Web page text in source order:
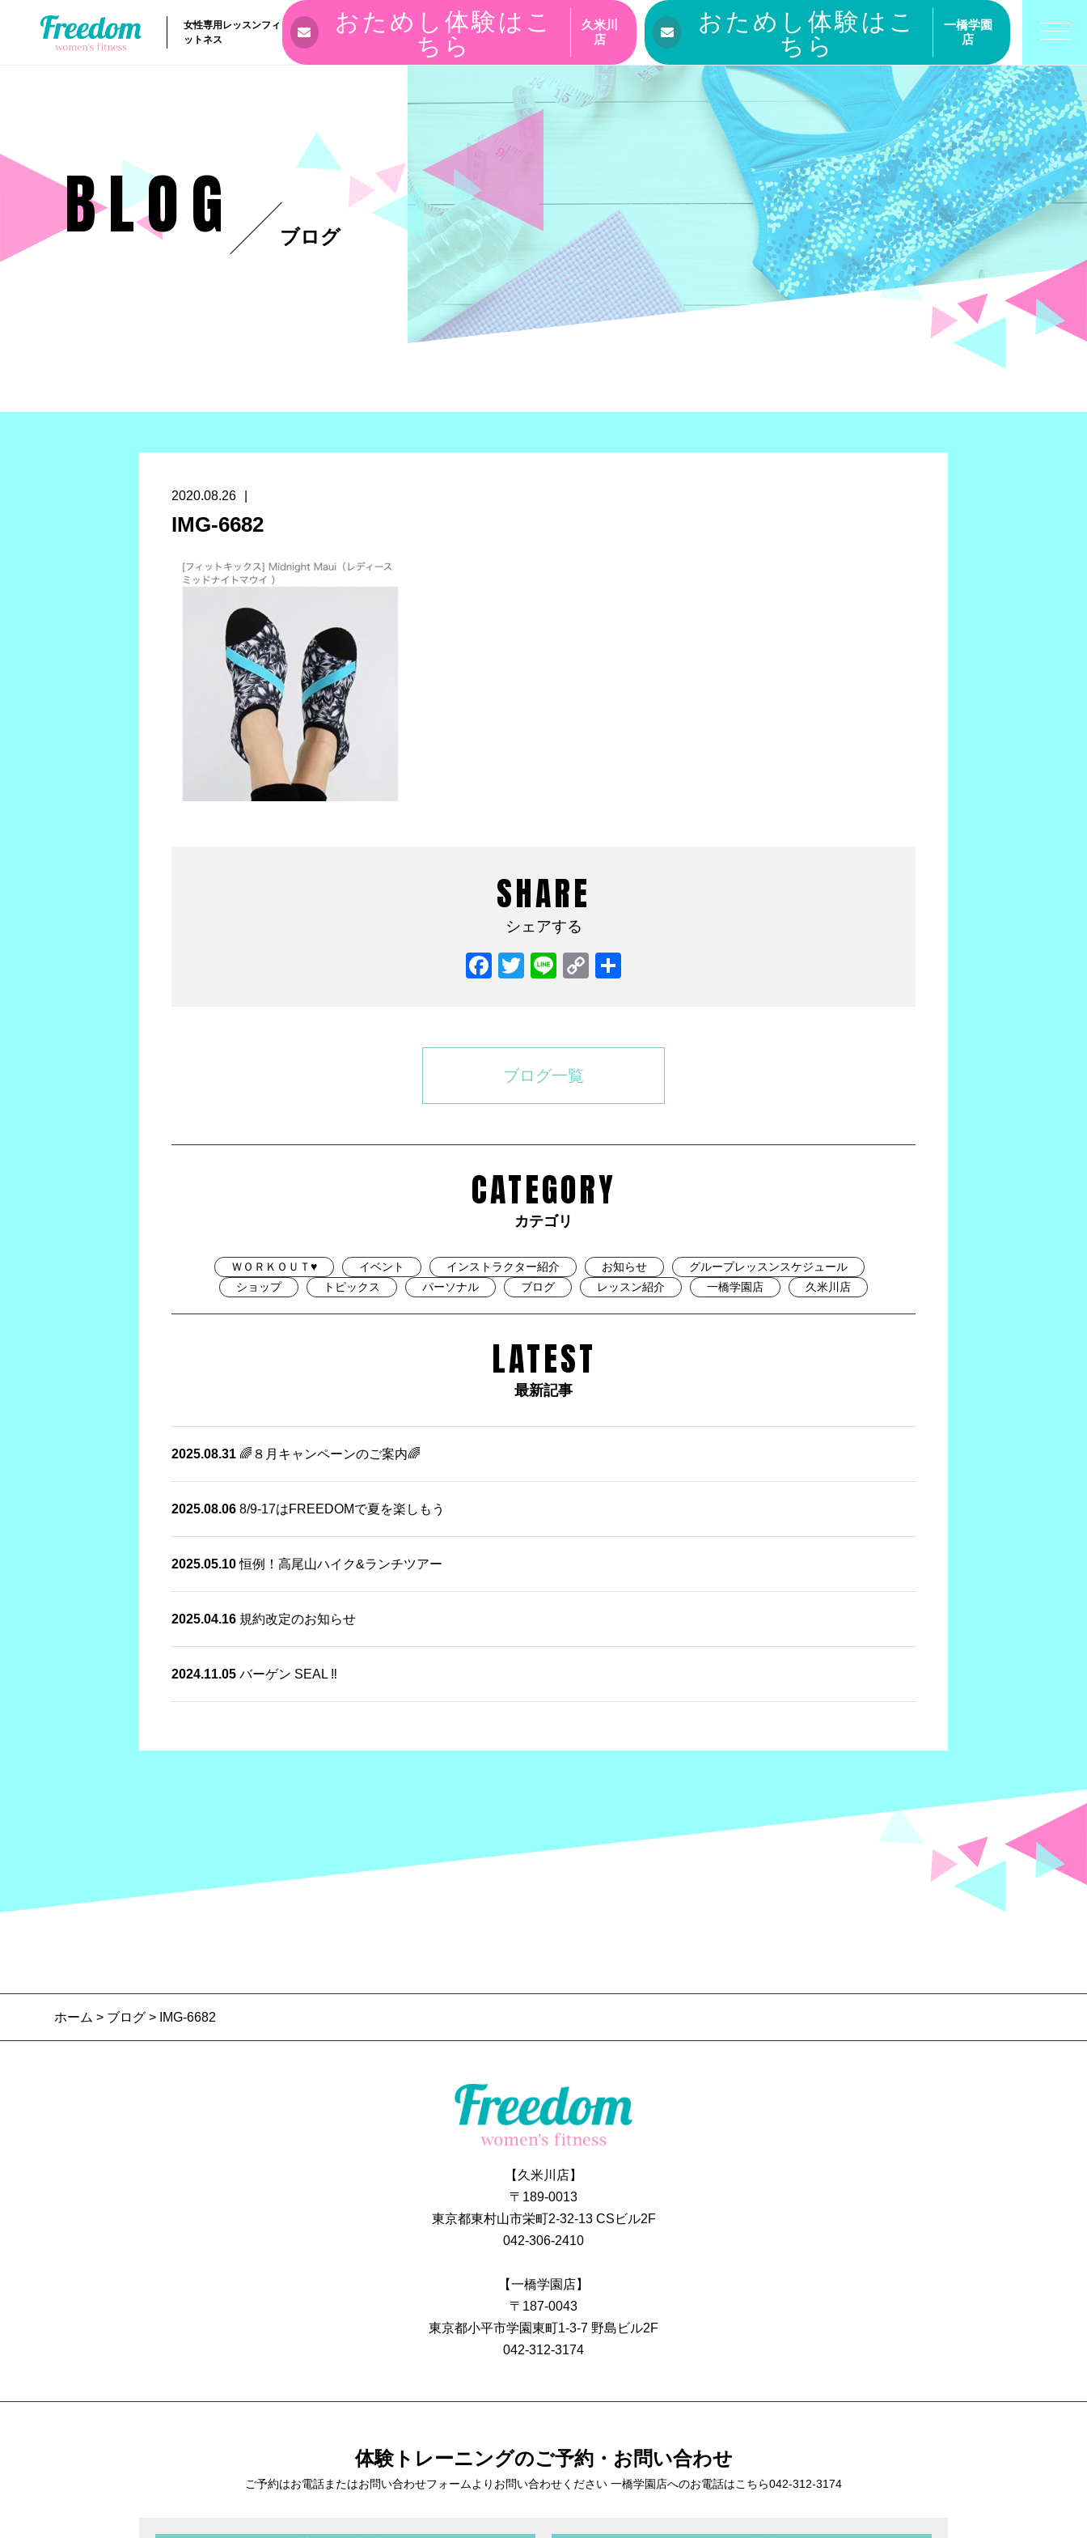
女性専用レッスンフィ
ットネス
おためし体験はこ
ちら
久米川
店
おためし体験はこ
ちら
一橋学園
店
BLOG ブログ
2020.08.26
IMG-6682
SHARE
シェアする
Facebook
TwitterLineCopy
ブログ一覧
CATEGORY
カテゴリ
ＷＯＲＫＯＵＴ♥ イベント インストラクター紹介 お知らせ
グループレッスンスケジュール
ショップ
トピックス パーソナル ブログ レッスン紹介 一橋学園店 久米川店
LATEST
最新記事
2025.08.31 🌈８月キャンペーンのご案内🌈
2025.08.06 8/9-17はFREEDOMで夏を楽しもう
2025.05.10恒例！高尾山ハイク&ランチツアー
2025.04.16 規約改定のお知らせ
2024.11.05 バーゲン SEAL ‼
ホーム> ブログ > IMG-6682
【久米川店】
〒189-0013
東京都東村山市栄町2-32-13 CSビル2F
042-306-2410
【一橋学園店】
〒187-0043
東京都小平市学園東町1-3-7 野島ビル2F
042-312-3174
体験トレーニングのご予約・お問い合わせ
ご予約はお電話またはお問い合わせフォームより お問い合わせください 一橋学園店へのお電話はこちら042-312-3174